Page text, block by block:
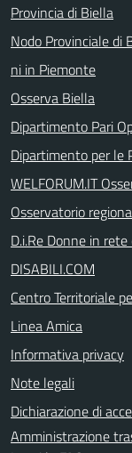
Provincia di Biella
Nodo Provinciale di
ni in Piemonte
Osserva Biella
Dipartimento Pari
Dipartimento per le
WELFORUM.IT
Osservatorio
D.i.Re Donne in
DISABILI.COM
Centro Territoriale
Linea Amica
Informativa privacy
Note legali
Dichiarazione di
Amministrazione